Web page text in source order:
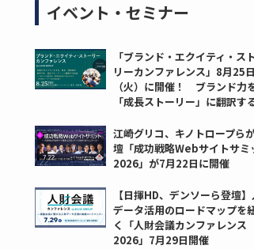
イベント・セミナー
「ブランド・エクイティ・ス
リーカンファレンス」8月25日
（火）に開催！ ブランド力
「成長ストーリー」に翻訳す
江崎グリコ、キノトロープら
壇「成功戦略Webサイトサミ
2026」が7月22日に開催
【日揮HD、デンソーら登壇
データ活用のロードマップを
く「人財会議カンファレンス
2026」7月29日開催